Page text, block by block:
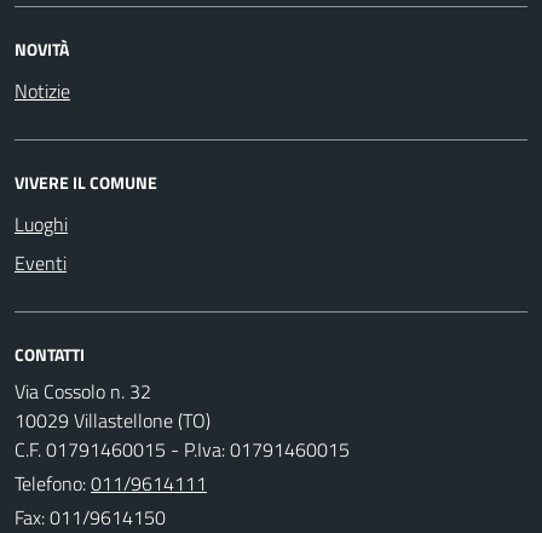
NOVITÀ
Notizie
VIVERE IL COMUNE
Luoghi
Eventi
CONTATTI
Via Cossolo n. 32
10029 Villastellone (TO)
C.F. 01791460015 - P.Iva: 01791460015
Telefono:011/9614111
Fax: 011/9614150